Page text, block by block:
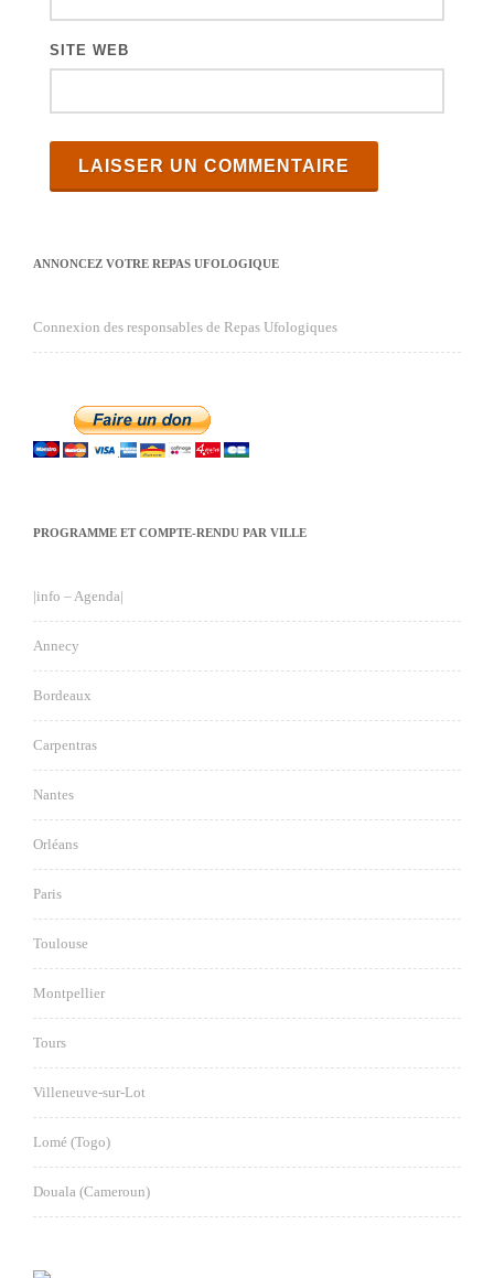
SITE WEB
ANNONCEZ VOTRE REPAS UFOLOGIQUE
Connexion des responsables de Repas Ufologiques
PROGRAMME ET COMPTE-RENDU PAR VILLE
|info – Agenda|
Annecy
Bordeaux
Carpentras
Nantes
Orléans
Paris
Toulouse
Montpellier
Tours
Villeneuve-sur-Lot
Lomé (Togo)
Douala (Cameroun)